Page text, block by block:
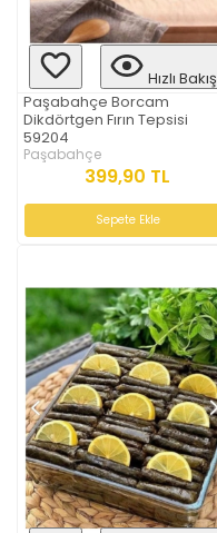
Hızlı Bakış
Paşabahçe Borcam
Dikdörtgen Fırın Tepsisi
59204
Paşabahçe
399,90 TL
Sepete Ekle